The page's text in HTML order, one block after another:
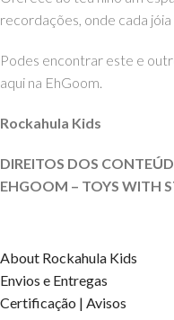
recordações, onde cada
Podes encontrar este e
aqui na EhGoom.
Rockahula Kids
DIREITOS DOS
EHGOOM – TOYS WITH
About Rockahula Kids
Envios e Entregas
Certificação | Avisos